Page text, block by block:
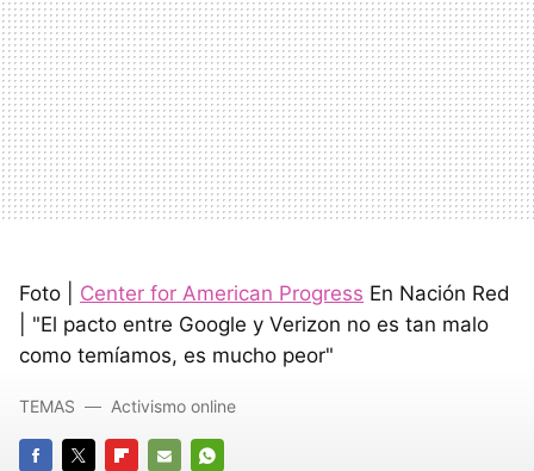
Foto | Center for American Progress En Nación Red
| "El pacto entre Google y Verizon no es tan malo
como temíamos, es mucho peor"
TEMAS Activismo online